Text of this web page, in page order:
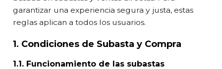
garantizar una experiencia segura y justa, estas
reglas aplican a todos los usuarios.
1. Condiciones de Subasta y Compra
1.1. Funcionamiento de las subastas